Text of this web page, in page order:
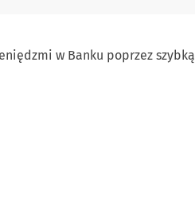
w Banku poprzez szybką